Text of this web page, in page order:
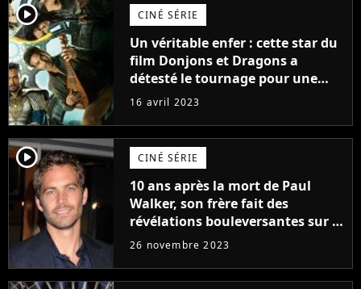
player2 CINÉ SÉRIE
Un véritable enfer : cette star du
film Donjons et Dragons a
détesté le tournage pour une
raison très spéciale
16 avril 2023
player2 CINÉ SÉRIE
10 ans après la mort de Paul
Walker, son frère fait des
révélations bouleversantes sur la
réaction des acteurs de Fast and
26 novembre 2023